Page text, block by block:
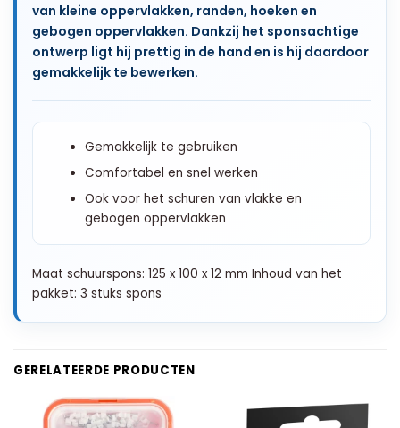
van kleine oppervlakken, randen, hoeken en
gebogen oppervlakken. Dankzij het sponsachtige
ontwerp ligt hij prettig in de hand en is hij daardoor
gemakkelijk te bewerken.
Gemakkelijk te gebruiken
Comfortabel en snel werken
Ook voor het schuren van vlakke en
gebogen oppervlakken
Maat schuurspons: 125 x 100 x 12 mm Inhoud van het
pakket: 3 stuks spons
GERELATEERDE PRODUCTEN